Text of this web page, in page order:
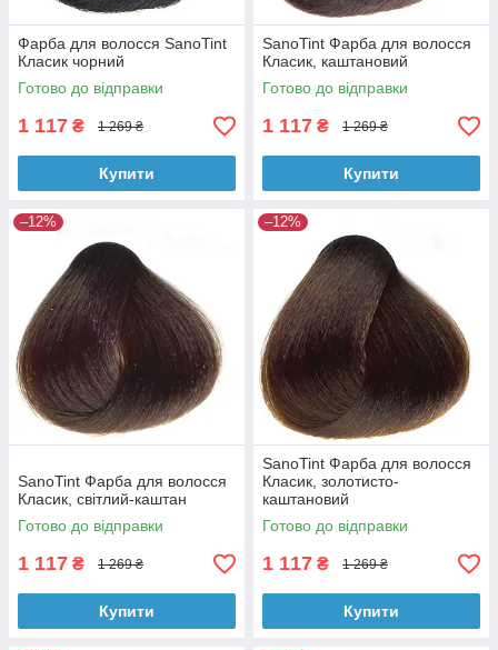
Фарба для волосся SanoTint
Класик чорний
Готово до відправки
1 117 ₴ 1 269 ₴
Купити
SanoTint Фарба для волосся
Класик, каштановий
Готово до відправки
1 117 ₴ 1 269 ₴
Купити
–12%
SanoTint Фарба для волосся
Класик, світлий-каштан
Готово до відправки
1 117 ₴ 1 269 ₴
Купити
–12%
SanoTint Фарба для волосся
Класик, золотисто-
каштановий
Готово до відправки
1 117 ₴ 1 269 ₴
Купити